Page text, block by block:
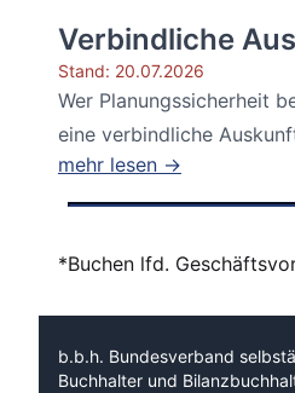
Verbindliche
Stand: 20.07.2026
Wer Planungssicherheit
eine verbindliche
mehr lesen →
*Buchen lfd.
b.b.h. Bundesverband
Buchhalter und